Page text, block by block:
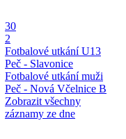
30
2
Fotbalové utkání U13
Peč - Slavonice
Fotbalové utkání muži
Peč - Nová Včelnice B
Zobrazit všechny
záznamy ze dne